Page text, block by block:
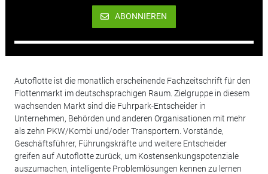
ABONNIEREN
Autoflotte ist die monatlich erscheinende Fachzeitschrift für den
Flottenmarkt im deutschsprachigen Raum. Zielgruppe in diesem
wachsenden Markt sind die Fuhrpark-Entscheider in
Unternehmen, Behörden und anderen Organisationen mit mehr
als zehn PKW/Kombi und/oder Transportern. Vorstände,
Geschäftsführer, Führungskräfte und weitere Entscheider
greifen auf Autoflotte zurück, um Kostensenkungspotenziale
auszumachen, intelligente Problemlösungen kennen zu lernen